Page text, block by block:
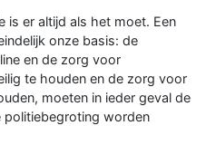
is er altijd als het moet. Een
onze basis: de
en de zorg voor
te houden en de zorg voor
moeten in ieder geval de
politiebegroting worden